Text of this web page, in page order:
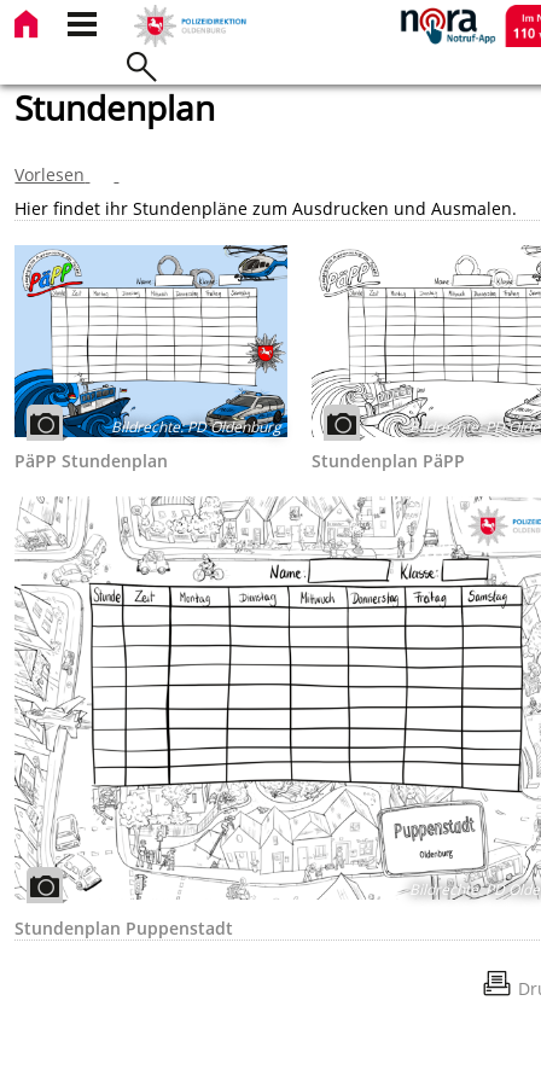
Stundenplan
Vorlesen
Hier findet ihr Stundenpläne zum Ausdrucken und Ausmalen.
Bildrechte:PD Oldenburg
PäPP Stundenplan
Bildrechte:PD
Stundenplan PäPP
Bildrechte:PD
Stundenplan Puppenstadt